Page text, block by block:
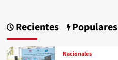
Recientes Populares
Nacionales